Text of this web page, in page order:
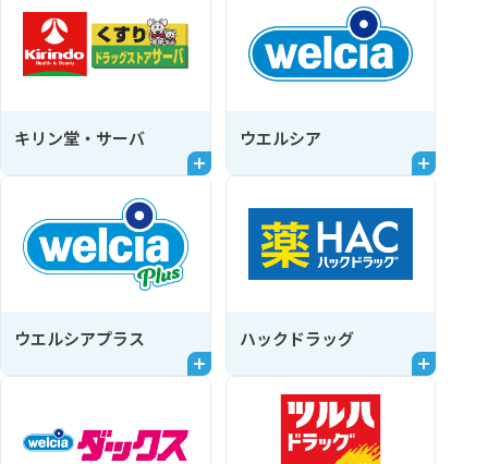
キリン堂・サーバ ウエルシア
ウエルシアプラス ハックドラッグ